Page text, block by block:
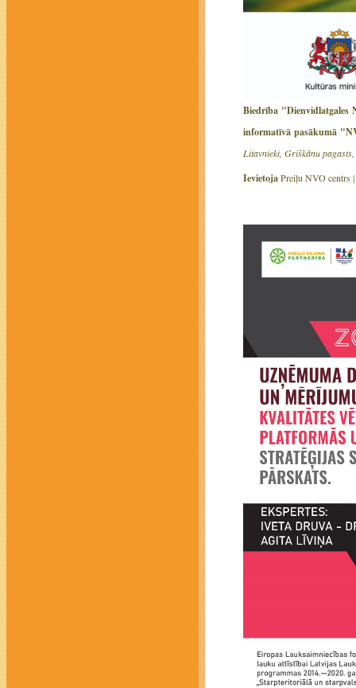
Biedrība "Dienvidlatgales
informatīvā pasākumā
Litavnieki, Griškānu pagasts,
IevietojaPreiļu NVO centrs |